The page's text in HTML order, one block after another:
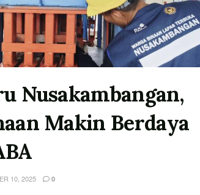
Nusakambangan,
Makin Berdaya
10, 2025 0